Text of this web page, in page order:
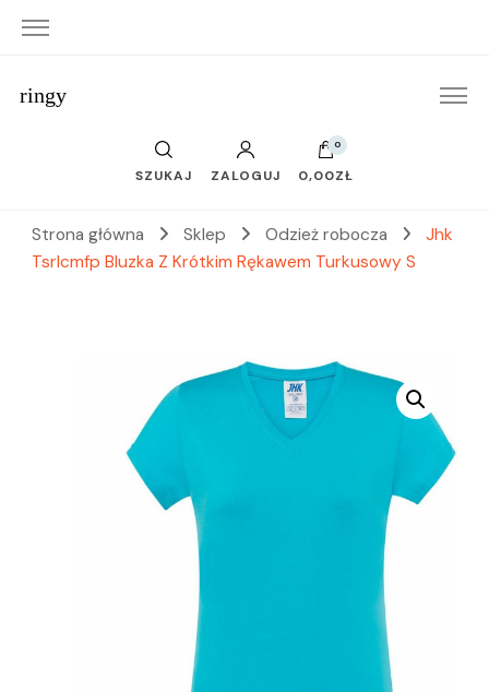
ringy
SZUKAJ ZALOGUJ
0
0,00ZŁ
Strona główna Sklep Odzież robocza
Jhk
Tsrlcmfp Bluzka Z Krótkim Rękawem Turkusowy S